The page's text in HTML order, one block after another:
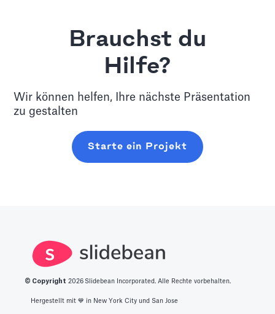
Brauchst du
Hilfe?
Wir können helfen, Ihre nächste Präsentation
zu gestalten
Starte ein Projekt
© Copyright 2026 Slidebean Incorporated. Alle Rechte vorbehalten.
Hergestellt mit 💙️ in New York City und San Jose